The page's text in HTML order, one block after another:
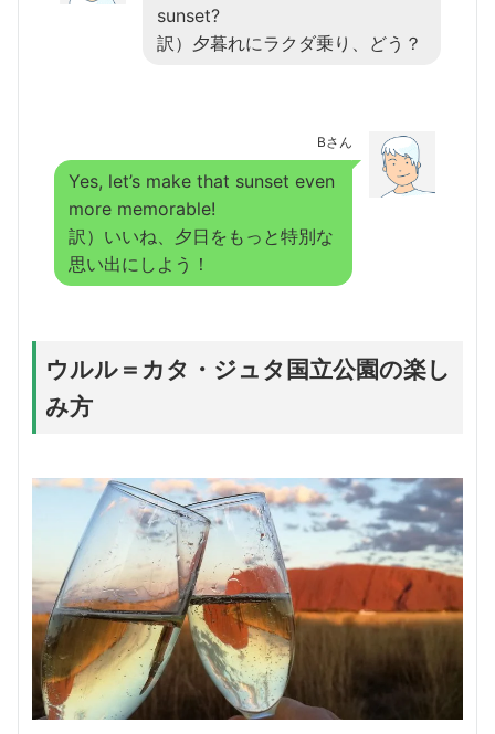
sunset?
訳）夕暮れにラクダ乗り、どう？
Bさん
Yes, let’s make that sunset even
more memorable!
訳）いいね、夕日をもっと特別な
思い出にしよう！
ウルル＝カタ・ジュタ国立公園の楽し
み方